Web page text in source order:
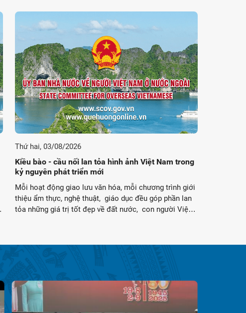
Thứ hai, 03/08/2026
Kiều bào - cầu nối lan tỏa hình ảnh Việt Nam trong
kỷ nguyên phát triển mới
Mỗi hoạt động giao lưu văn hóa, mỗi chương trình giới
thiệu ẩm thực, nghệ thuật, giáo dục đều góp phần lan
tỏa những giá trị tốt đẹp về đất nước, con người Việt